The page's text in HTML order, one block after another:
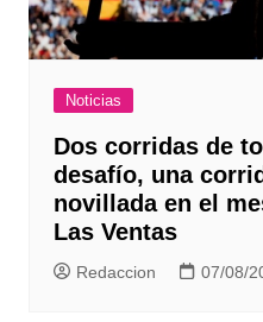
Noticias
Dos corridas de
desafío, una
novillada en el
Las Ventas
Redaccion 07/08/